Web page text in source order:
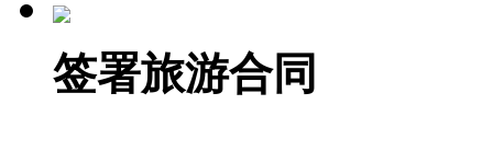
签署旅游合同